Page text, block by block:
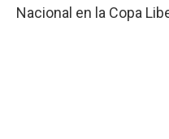
Nacional en la Copa